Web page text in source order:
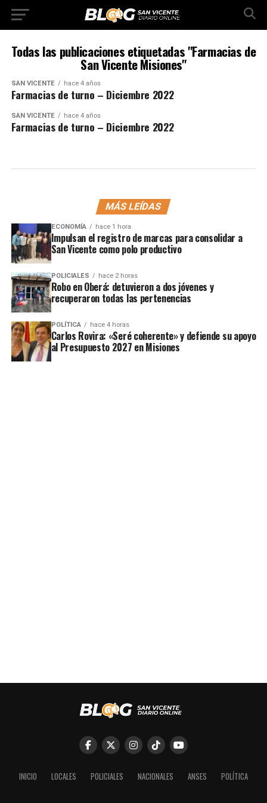
Todas las publicaciones etiquetadas "Farmacias de
San Vicente Misiones"
SAN VICENTE hace 4 años
Farmacias de turno – Diciembre 2022
SAN VICENTE hace 4 años
Farmacias de turno – Diciembre 2022
MÁS LEÍDAS
ECONOMÍA hace 1 hora
Impulsan el registro de marcas para consolidar a
San Vicente como polo productivo
POLICIALES hace 2 horas
Robo en Oberá: detuvieron a dos jóvenes y
recuperaron todas las pertenencias
POLÍTICA hace 4 horas
Carlos Rovira: «Seré coherente» y defiende su apoyo
al Presupuesto 2027 en Misiones
INICIO LOCALES POLICIALES NACIONALES ANSES POLÍTICA